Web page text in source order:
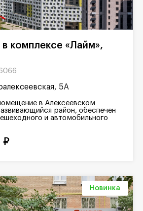
5А
в Алексеевском
район, обеспечен
и автомобильного
₽
Новинка